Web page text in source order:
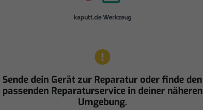
kaputt.de Werkzeug
Sende dein Gerät zur Reparatur oder finde den
passenden Reparaturservice in deiner näheren
Umgebung.